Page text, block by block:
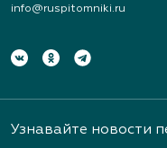
info@ruspitomniki.ru
Узнавайте новости